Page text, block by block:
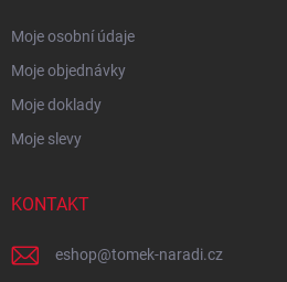
Moje osobní údaje
Moje objednávky
Moje doklady
Moje slevy
KONTAKT
eshop@tomek-naradi.cz